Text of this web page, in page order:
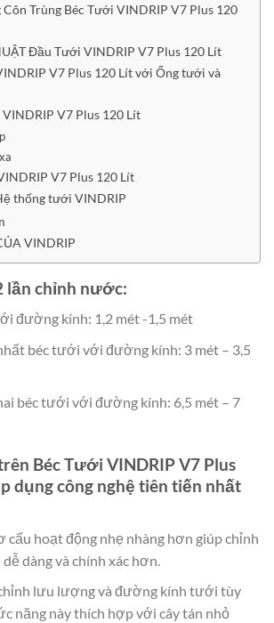
Trùng Béc Tưới VINDRIP V7 Plus 120
Đầu Tưới VINDRIP V7 Plus 120 Lít
V7 Plus 120 Lít với Ống tưới và
V7 Plus 120 Lít
V7 Plus 120 Lít
thống tưới VINDRIP
VINDRIP
lần chỉnh nước:
đường kính: 1,2 mét -1,5 mét
béc tưới với đường kính: 3 mét – 3,5
béc tưới với đường kính: 6,5 mét – 7
Béc Tưới VINDRIP V7 Plus
dụng công nghệ tiên tiến nhất
cấu hoạt động nhẹ nhàng hơn giúp chỉnh
dàng và chính xác hơn.
lưu lượng và đường kính tưới tùy
năng này thích hợp với cây tán nhỏ